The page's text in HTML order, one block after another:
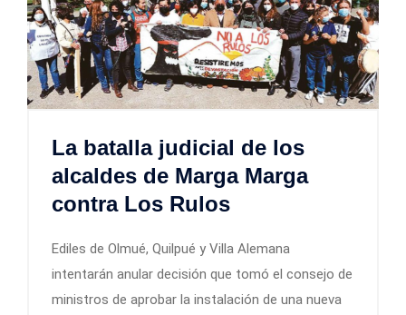
La batalla judicial de los
alcaldes de Marga Marga
contra Los Rulos
Ediles de Olmué, Quilpué y Villa Alemana
intentarán anular decisión que tomó el consejo de
ministros de aprobar la instalación de una nueva